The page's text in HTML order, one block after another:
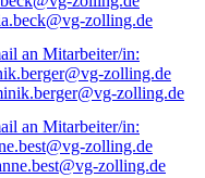
zolling.de
zolling.de
zolling.de